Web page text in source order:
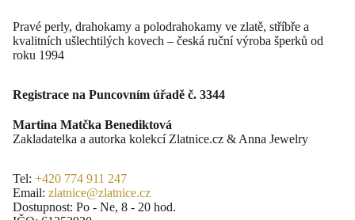
Pravé perly, drahokamy a polodrahokamy ve zlatě, stříbře a
kvalitních ušlechtilých kovech – česká ruční výroba šperků od
roku 1994
Registrace na Puncovním úřadě č. 3344
Martina Matčka Benediktová
Zakladatelka a autorka kolekcí Zlatnice.cz & Anna Jewelry
Tel: +420 774 911 247
Email: zlatnice@zlatnice.cz
Dostupnost: Po - Ne, 8 - 20 hod.